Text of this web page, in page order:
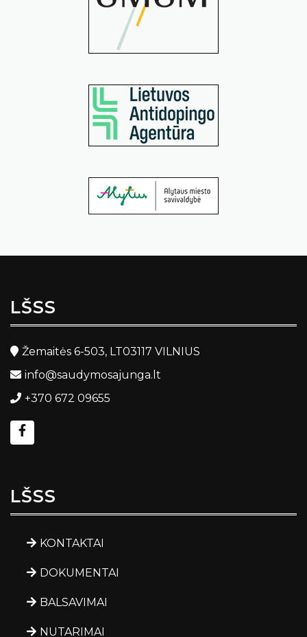
LŠSS
Žemaitės 6-503, LT03117 VILNIUS
info@saudymosajunga.lt
+370 672 09655
LŠSS
KONTAKTAI
DOKUMENTAI
BALSAVIMAI
NUTARIMAI